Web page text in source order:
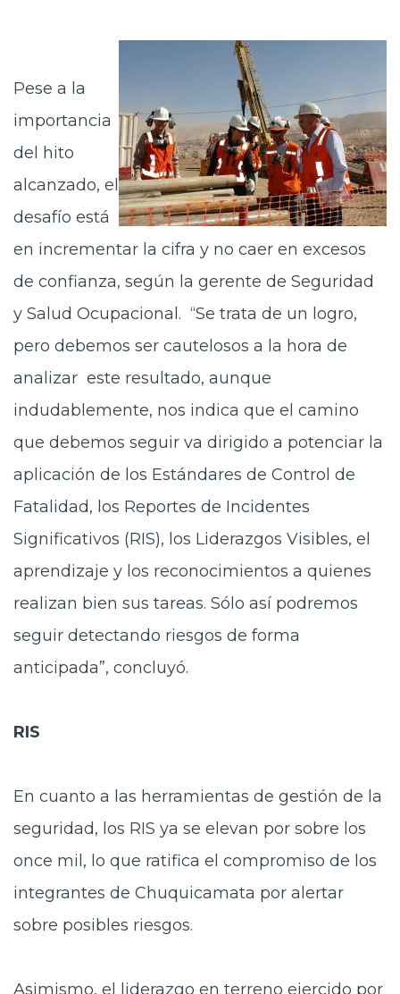
Pese a la
importancia
del hito
alcanzado, el
desafío está
en incrementar la cifra y no caer en excesos
de confianza, según la gerente de Seguridad
y Salud Ocupacional. “Se trata de un logro,
pero debemos ser cautelosos a la hora de
analizar este resultado, aunque
indudablemente, nos indica que el camino
que debemos seguir va dirigido a potenciar la
aplicación de los Estándares de Control de
Fatalidad, los Reportes de Incidentes
Significativos (RIS), los Liderazgos Visibles, el
aprendizaje y los reconocimientos a quienes
realizan bien sus tareas. Sólo así podremos
seguir detectando riesgos de forma
anticipada”, concluyó.
RIS
En cuanto a las herramientas de gestión de la
seguridad, los RIS ya se elevan por sobre los
once mil, lo que ratifica el compromiso de los
integrantes de Chuquicamata por alertar
sobre posibles riesgos.
Asimismo, el liderazgo en terreno ejercido por